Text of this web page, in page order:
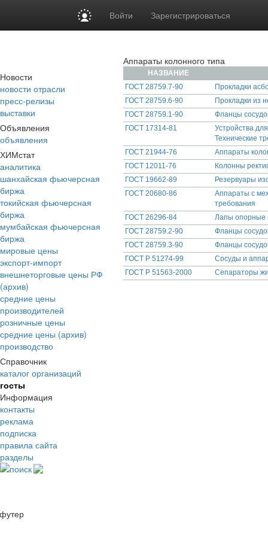
Войти Зарегистрироваться
Новости
новости отрасли
пресс-релизы
выставки
Объявления
объявления
ХИМстат
аналитика
шанхайская фьючерсная
биржа
токийская фьючерсная
биржа
мумбайская фьючерсная
биржа
мировые цены
экспорт-импорт
внешнеторговые цены РФ
(архив)
средние цены
производителей
розничные цены
средние цены (архив)
производство
Справочник
каталог организаций
госты
Информация
контакты
реклама
подписка
правила сайта
разделы
поиск
Аппараты колонного типа
НАЗВАНИЕ
ГОСТ 28759.7-90
Прокладки
ГОСТ 28759.6-90
Прокладки из
ГОСТ 28759.1-90
Фланцы
ГОСТ 17314-81
Устройства
Технические
ГОСТ 21944-76
Аппараты
ГОСТ 12011-76
Колонны
ГОСТ 19662-89
Резервуары
ГОСТ 20680-86
Аппараты с
требования
ГОСТ 26296-84
Лапы опорные
ГОСТ 28759.2-90
Фланцы
ГОСТ 28759.3-90
Фланцы
ГОСТ Р 51274-99
Сосуды и
ГОСТ Р 51563-2000
Сепараторы
футер